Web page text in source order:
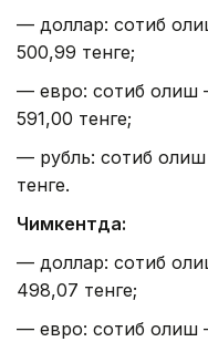
— доллар: сотиб
500,99 тенге;
— евро: сотиб олиш
591,00 тенге;
— рубль: сотиб
тенге.
Чимкентда:
— доллар: сотиб
498,07 тенге;
— евро: сотиб олиш